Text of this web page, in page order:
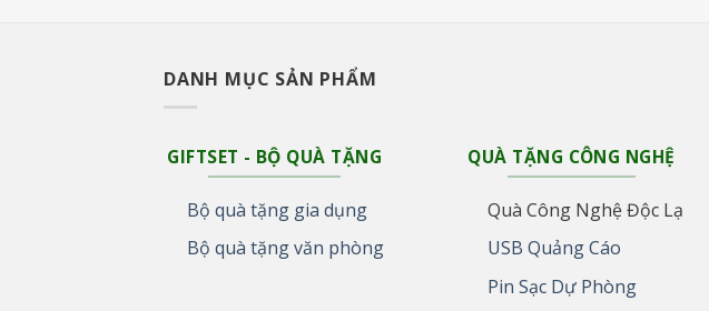
DANH MỤC SẢN PHẨM
GIFTSET - BỘ QUÀ TẶNG
Bộ quà tặng gia dụng
Bộ quà tặng văn phòng
QUÀ TẶNG CÔNG NGHỆ
Quà Công Nghệ Độc Lạ
USB Quảng Cáo
Pin Sạc Dự Phòng